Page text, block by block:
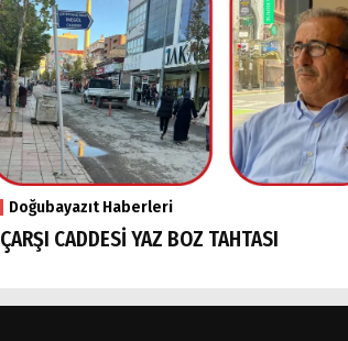
Doğubayazıt Haberleri
ÇARŞI CADDESİ YAZ BOZ TAHTASI